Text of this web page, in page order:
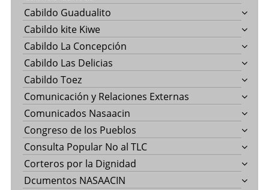
Cabildo Guadualito
Cabildo kite Kiwe
Cabildo La Concepción
Cabildo Las Delicias
Cabildo Toez
Comunicación y Relaciones Externas
Comunicados Nasaacin
Congreso de los Pueblos
Consulta Popular No al TLC
Corteros por la Dignidad
Dcumentos NASAACIN